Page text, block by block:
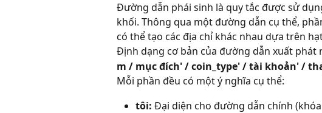
Đường dẫn phái sinh là quy tắc được sử
khối. Thông qua một đường dẫn cụ thể,
có thể tạo các địa chỉ khác nhau dựa trên
Định dạng cơ bản của đường dẫn xuất phát
m / mục đích' / coin_type' / tài khoản' /
Mỗi phần đều có một ý nghĩa cụ thể:
tôi: Đại diện cho đường dẫn chính